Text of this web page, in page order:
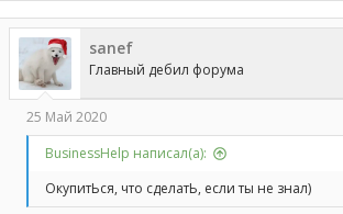
sanef
Главный дебил форума
25 Май 2020
BusinessHelp написал(а):
ОкупитЬся, что сделатЬ, если ты не знал)